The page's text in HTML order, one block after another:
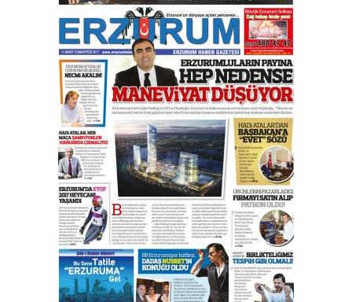
Bir fotoğraf, bir şehir, bir
gazeteci… Dizginler kimin
elinde?
31 Mart 2026 Salı
A. Berhan Yılmaz
BİR BÖLÜM DEĞİL, BİR ÖMÜR
SEÇİYORSUNUZ… “NEDEN
ATATÜRK ÜNİVERSİTESİ?”
28 Temmuz 2026 Salı
Ahmet Gökhan YAZICI
Ahmed Yesevi’den bir Alperen…
”Reisimiz” idi… Hakka yürüdü.!
26 Mart 2026 Perşembe
Cem Bakırcı
Ardında bıraktığı hatıralarıyla
gönül adamı Faruk Terzioğlu!
13 Mayıs 2026 Çarşamba
Esat BİNDESEN